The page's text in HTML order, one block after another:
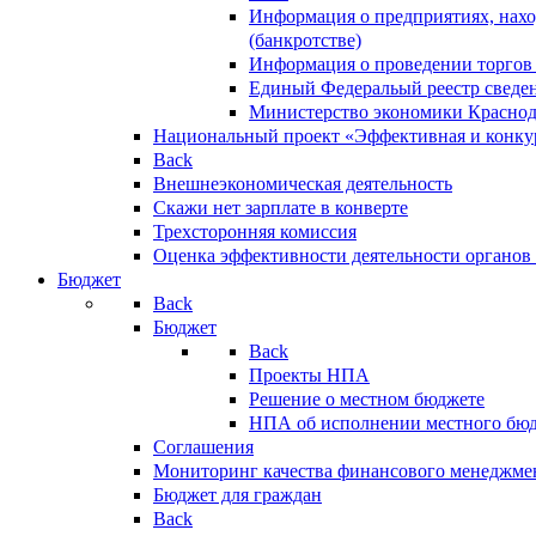
Информация о предприятиях,
(банкротстве)
Информация о проведении
Единый Федеральый реестр
Министерство экономики
Национальный проект «Эффективная и
Back
Внешнеэкономическая деятельность
Скажи нет зарплате в конверте
Трехсторонняя комиссия
Оценка эффективности деятельности
Бюджет
Back
Бюджет
Back
Проекты НПА
Решение о местном бюджете
НПА об исполнении местного
Соглашения
Мониторинг качества финансового
Бюджет для граждан
Back